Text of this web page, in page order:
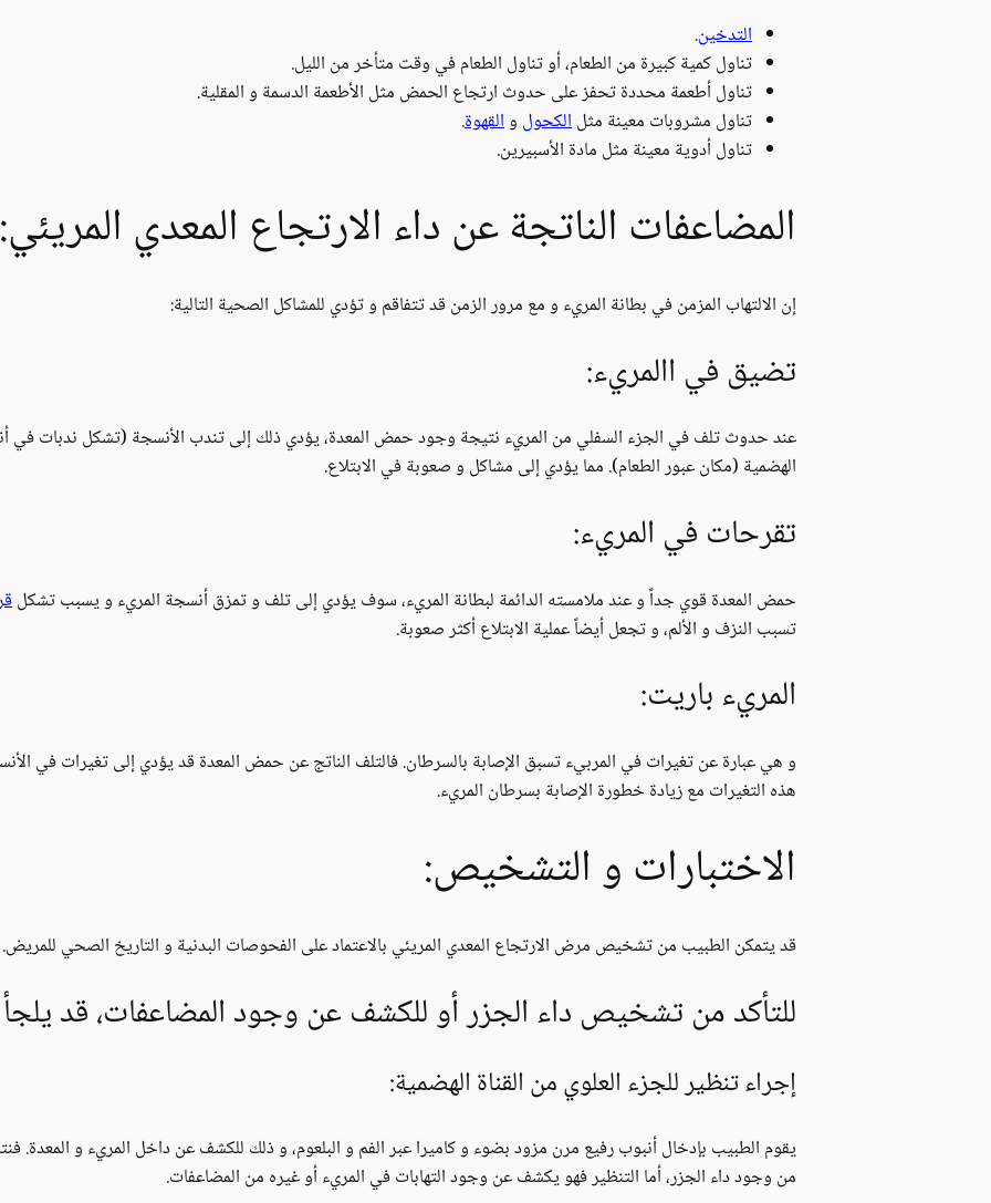
التدخين.
تناول كمية كبيرة من الطعام، أو تناول الطعام في وقت متأخر من الليل.
تناول أطعمة محددة تحفز على حدوث ارتجاع الحمض مثل الأطعمة الدسمة و المقلية.
تناول مشروبات معينة مثلالكحول والقهوة.
تناول أدوية معينة مثل مادة الأسبيرين.
المضاعفات الناتجة عن داء الارتجاع المعدي المريئي:
إن الالتهاب المزمن في بطانة المريء و مع مرور الزمن قد تتفاقم و تؤدي للمشاكل الصحية التالية:
تضيق في االمريء:
عند حدوث تلف في الجزء السفلي من المريء نتيجة وجود حمض المعدة، يؤدي ذلك إلى تندب الأنسجة (تشكل ندبات في
الهضمية (مكان عبور الطعام). مما يؤدي إلى مشاكل و صعوبة في الابتلاع.
تقرحات في المريء:
حمض المعدة قوي جداً و عند ملامسته الدائمة لبطانة المريء، سوف يؤدي إلى تلف و تمزق أنسجة المريء و يسبب تشكل
تسبب النزف و الألم، و تجعل أيضاً عملية الابتلاع أكثر صعوبة.
المريء باريت:
و هي عبارة عن تغيرات في المربيء تسبق الإصابة بالسرطان. فالتلف الناتج عن حمض المعدة قد يؤدي إلى تغيرات في
هذه التغيرات مع زيادة خطورة الإصابة بسرطان المريء.
الاختبارات و التشخيص:
قد يتمكن الطبيب من تشخيص مرض الارتجاع المعدي المريئي بالاعتماد على الفحوصات البدنية و التاريخ الصحي للمريض.
للتأكد من تشخيص داء الجزر أو للكشف عن وجود المضاعفات، قد
إجراء تنظير للجزء العلوي من القناة الهضمية:
يقوم الطبيب بإدخال أنبوب رفيع مرن مزود بضوء و كاميرا عبر الفم و البلعوم، و ذلك للكشف عن داخل المريء و المعدة.
من وجود داء الجزر، أما التنظير فهو يكشف عن وجود التهابات في المريء أو غيره من المضاعفات.